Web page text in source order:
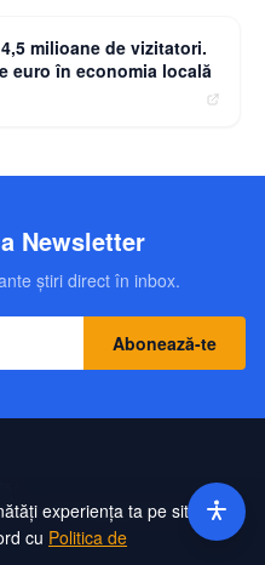
milioane de vizitatori.
euro în economia locală
Newsletter
știri direct în inbox.
Abonează-te
de ConfidențialitateHartă Site
experiența ta pe site.
cu Politica de